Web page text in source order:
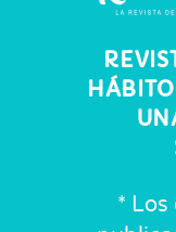
* Los